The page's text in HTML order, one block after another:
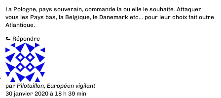
La Pologne, pays souverain, commande la ou elle le souhaite. Attaquez
vous les Pays bas, la Belgique, le Danemark etc… pour leur choix fait outre
Atlantique.
⮑ Répondre
parPilotaillon, Européen vigilant
30 janvier 2020 à 18 h 39 min